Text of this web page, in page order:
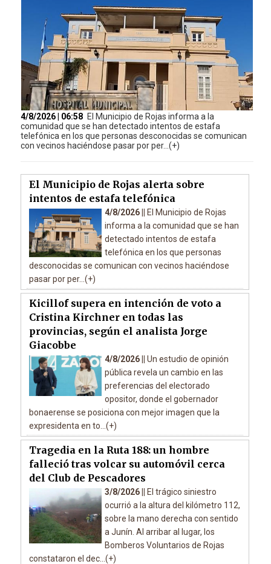
4/8/2026 | 06:58 El Municipio de Rojas informa a la
comunidad que se han detectado intentos de estafa
telefónica en los que personas desconocidas se comunican
con vecinos haciéndose pasar por per...(+)
El Municipio de Rojas alerta sobre
intentos de estafa telefónica
4/8/2026 ||
El Municipio de Rojas
informa a la comunidad que se han
detectado intentos de estafa
telefónica en los que personas
desconocidas se comunican con vecinos haciéndose
pasar por per...(+)
Kicillof supera en intención de voto a
Cristina Kirchner en todas las
provincias, según el analista Jorge
Giacobbe
4/8/2026 || Un estudio de opinión
pública revela un cambio en las
preferencias del electorado
opositor, donde el gobernador
bonaerense se posiciona con mejor imagen que la
expresidenta en to...(+)
Tragedia en la Ruta 188: un hombre
falleció tras volcar su automóvil cerca
del Club de Pescadores
3/8/2026 ||
El trágico siniestro
ocurrió a la altura del kilómetro 112,
sobre la mano derecha con sentido
a Junín. Al arribar al lugar, los
Bomberos Voluntarios de Rojas
constataron el dec...(+)